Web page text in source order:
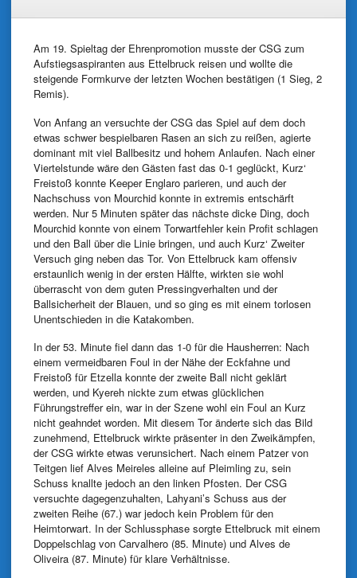
Am 19. Spieltag der Ehrenpromotion musste der CSG zum
Aufstiegsaspiranten aus Ettelbruck reisen und wollte die
steigende Formkurve der letzten Wochen bestätigen (1 Sieg, 2
Remis).
Von Anfang an versuchte der CSG das Spiel auf dem doch
etwas schwer bespielbaren Rasen an sich zu reißen, agierte
dominant mit viel Ballbesitz und hohem Anlaufen. Nach einer
Viertelstunde wäre den Gästen fast das 0-1 geglückt, Kurz‘
Freistoß konnte Keeper Englaro parieren, und auch der
Nachschuss von Mourchid konnte in extremis entschärft
werden. Nur 5 Minuten später das nächste dicke Ding, doch
Mourchid konnte von einem Torwartfehler kein Profit schlagen
und den Ball über die Linie bringen, und auch Kurz‘ Zweiter
Versuch ging neben das Tor. Von Ettelbruck kam offensiv
erstaunlich wenig in der ersten Hälfte, wirkten sie wohl
überrascht von dem guten Pressingverhalten und der
Ballsicherheit der Blauen, und so ging es mit einem torlosen
Unentschieden in die Katakomben.
In der 53. Minute fiel dann das 1-0 für die Hausherren: Nach
einem vermeidbaren Foul in der Nähe der Eckfahne und
Freistoß für Etzella konnte der zweite Ball nicht geklärt
werden, und Kyereh nickte zum etwas glücklichen
Führungstreffer ein, war in der Szene wohl ein Foul an Kurz
nicht geahndet worden. Mit diesem Tor änderte sich das Bild
zunehmend, Ettelbruck wirkte präsenter in den Zweikämpfen,
der CSG wirkte etwas verunsichert. Nach einem Patzer von
Teitgen lief Alves Meireles alleine auf Pleimling zu, sein
Schuss knallte jedoch an den linken Pfosten. Der CSG
versuchte dagegenzuhalten, Lahyani’s Schuss aus der
zweiten Reihe (67.) war jedoch kein Problem für den
Heimtorwart. In der Schlussphase sorgte Ettelbruck mit einem
Doppelschlag von Carvalhero (85. Minute) und Alves de
Oliveira (87. Minute) für klare Verhältnisse.